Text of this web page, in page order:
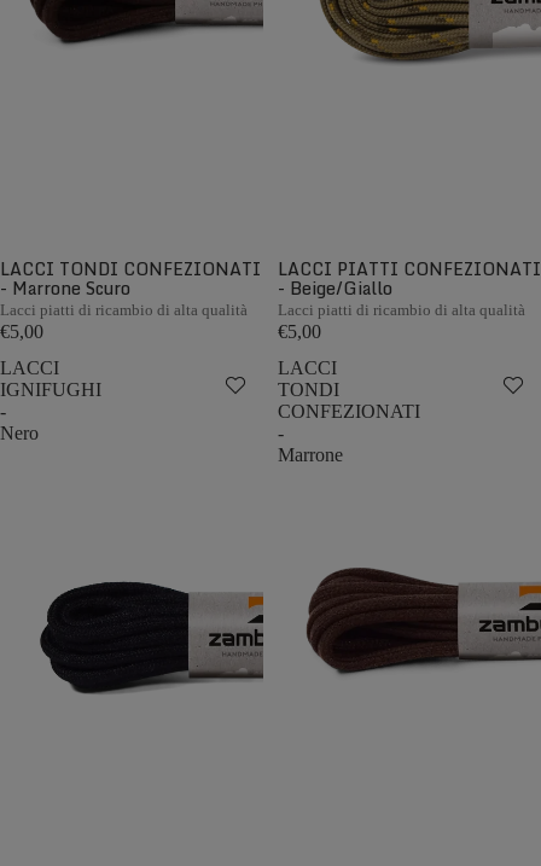
LACCI TONDI CONFEZIONATI
- Marrone Scuro
Lacci piatti di ricambio di alta qualità
€5,00
LACCI PIATTI CONFEZIONATI
- Beige/Giallo
Lacci piatti di ricambio di alta qualità
€5,00
LACCI
IGNIFUGHI
-
Nero
LACCI
TONDI
CONFEZIONATI
-
Marrone